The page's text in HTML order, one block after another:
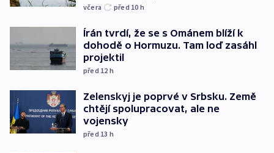
včera před 10 h
Írán tvrdí, že se s Ománem blíží k
dohodě o Hormuzu. Tam loď zasáhl
projektil
před 12 h
Zelenskyj je poprvé v Srbsku. Země
chtějí spolupracovat, ale ne
vojensky
před 13 h